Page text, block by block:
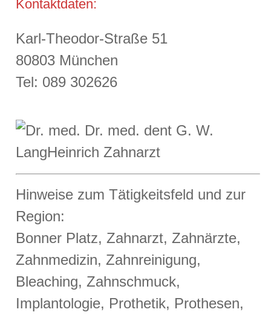
Kontaktdaten:
Karl-Theodor-Straße 51
80803 München
Tel: 089 302626
Hinweise zum Tätigkeitsfeld und zur
Region:
Bonner Platz, Zahnarzt, Zahnärzte,
Zahnmedizin, Zahnreinigung,
Bleaching, Zahnschmuck,
Implantologie, Prothetik, Prothesen,